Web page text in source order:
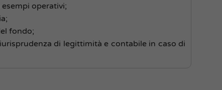
operativi;
fondo;
di legittimità e contabile in caso di